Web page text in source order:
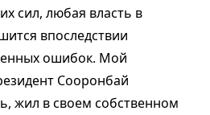
сил, любая власть в
впоследствии
ошибок. Мой
Сооронбай
жил в своем собственном